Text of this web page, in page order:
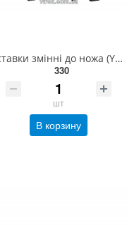
Вставки змінні до ножа (YT-0659) YATO для демонтажу лобов. скла авто, кпл. 3 шт. [10/80] YT-06590
330
шт
В корзину